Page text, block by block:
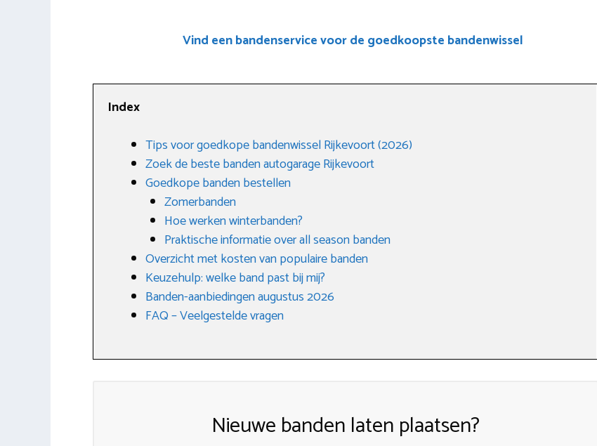
Vind een bandenservice voor de goedkoopste bandenwissel
Index
Tips voor goedkope bandenwissel Rijkevoort (2026)
Zoek de beste banden autogarage Rijkevoort
Goedkope banden bestellen
Zomerbanden
Hoe werken winterbanden?
Praktische informatie over all season banden
Overzicht met kosten van populaire banden
Keuzehulp: welke band past bij mij?
Banden-aanbiedingen augustus 2026
FAQ – Veelgestelde vragen
Nieuwe banden laten plaatsen?